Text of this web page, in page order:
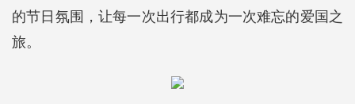
的节日氛围，让每一次出行都成为一次难忘的爱国之
旅。